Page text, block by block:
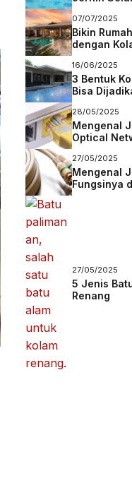
07/07/2025
Bikin
dengan
16/06/2025
3 Bentuk
Bisa
28/05/2025
Mengenal
Optical
27/05/2025
Mengenal
Fungsinya
27/05/2025
5 Jenis
Renang